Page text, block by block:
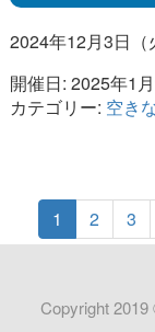
2024年12月3日（
開催日: 2025年1
カテゴリー: 空き
1 2 3
Copyright